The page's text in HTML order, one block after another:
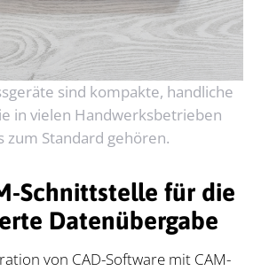
sind kompakte, handliche
in vielen Handwerksbetrieben
zum Standard gehören.
Schnittstelle für die
Datenübergabe
von CAD-Software mit CAM-